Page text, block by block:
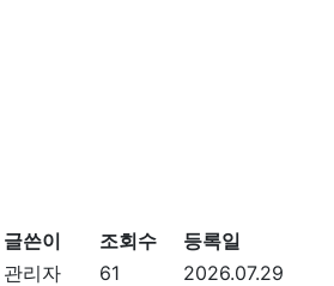
글쓴이 조회수
등록일
관리자 61
2026.07.29